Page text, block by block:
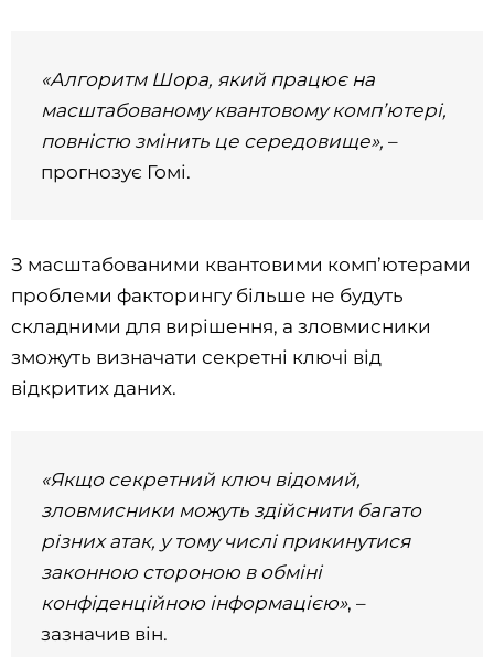
«Алгоритм Шора, який працює на
масштабованому квантовому комп’ютері,
повністю змінить це середовище», –
прогнозує Гомі.
З масштабованими квантовими комп’ютерами
проблеми факторингу більше не будуть
складними для вирішення, а зловмисники
зможуть визначати секретні ключі від
відкритих даних.
«Якщо секретний ключ відомий,
зловмисники можуть здійснити багато
різних атак, у тому числі прикинутися
законною стороною в обміні
конфіденційною інформацією», –
зазначив він.